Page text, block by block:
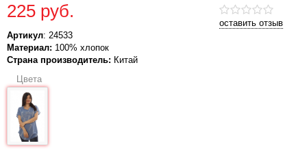
оставить отзыв
225 руб.
Артикул: 24533
Материал: 100% хлопок
Страна производитель: Китай
Цвета